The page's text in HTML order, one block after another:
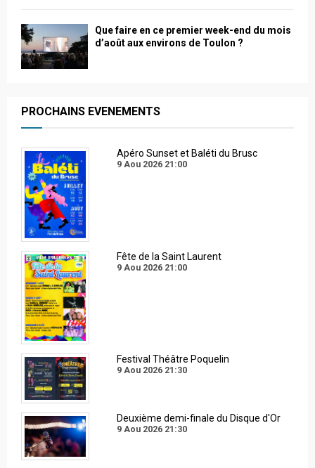
Que faire en ce premier week-end du mois
d’août aux environs de Toulon ?
PROCHAINS EVENEMENTS
Apéro Sunset et Baléti du Brusc
9 Aou 2026 21:00
Fête de la Saint Laurent
9 Aou 2026 21:00
Festival Théâtre Poquelin
9 Aou 2026 21:30
Deuxième demi-finale du Disque d'Or
9 Aou 2026 21:30